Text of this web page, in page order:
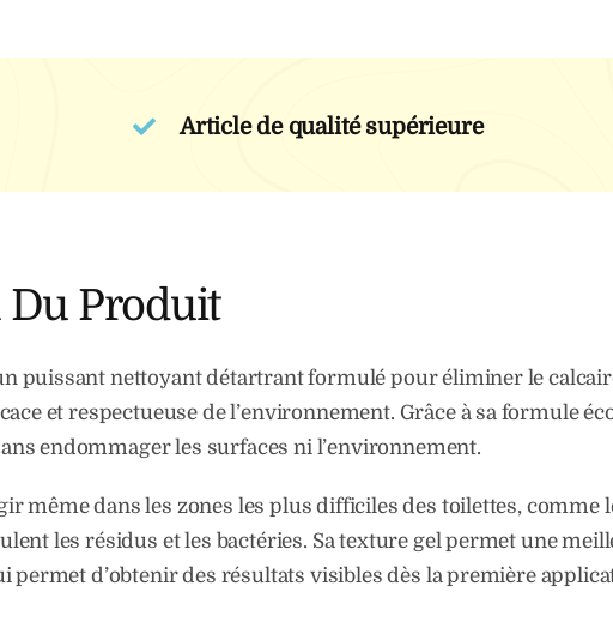
Article de qualité supérieure
Produit
puissant nettoyant détartrant formulé pour éliminer le
et respectueuse de l’environnement. Grâce à sa formule
endommager les surfaces ni l’environnement.
même dans les zones les plus difficiles des toilettes, comme
les résidus et les bactéries. Sa texture gel permet une
permet d’obtenir des résultats visibles dès la première